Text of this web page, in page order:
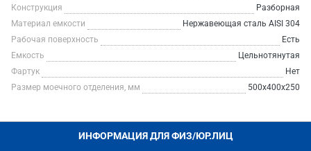
Конструкция
Разборная
Материал емкости
Нержавеющая сталь AISI 304
Рабочая поверхность
Есть
Емкость
Цельнотянутая
Фартук
Нет
Размер моечного отделения, мм
500х400х250
ИНФОРМАЦИЯ ДЛЯ ФИЗ/ЮР.ЛИЦ